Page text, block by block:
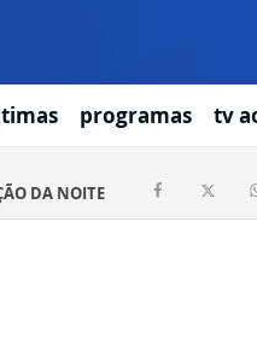
programas tv
DA NOITE